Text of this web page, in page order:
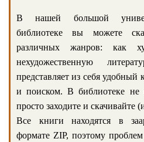
В нашей большой
библиотеке вы можете
различных жанров: как
нехудожественную
представляет из себя удобный
и поиском. В библиотеке не
просто заходите и скачивайте
Все книги находятся в
формате ZIP, поэтому